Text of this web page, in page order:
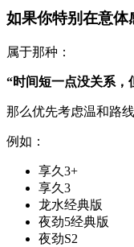
如果你特别在意体
属于那种：
“时间短一点没关系，
那么优先考虑温和路线
例如：
享久3+
享久3
龙水经典版
夜劲5经典版
夜劲S2